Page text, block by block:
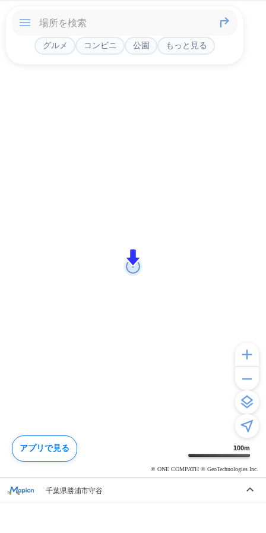
100m
© ONE COMPATH © GeoTechnologies Inc.
グルメ コンビニ 公園 もっと見る
千葉県勝浦市守谷
アプリで見る